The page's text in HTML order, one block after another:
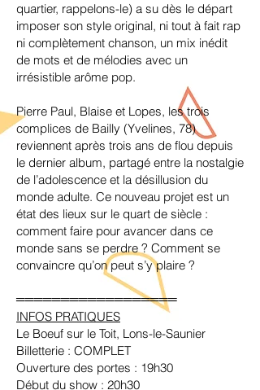
quartier, rappelons-le) a su dès le départ
imposer son style original, ni tout à fait rap
ni complètement chanson, un mix inédit
de mots et de mélodies avec un
irrésistible arôme pop.
Pierre Paul, Blaise et Lopes, les trois
complices de Bailly (Yvelines, 78)
reviennent après trois ans de flou depuis
le dernier album, partagé entre la nostalgie
de l’adolescence et la désillusion du
monde adulte. Ce nouveau projet est un
état des lieux sur le quart de siècle :
comment faire pour avancer dans ce
monde sans se perdre ? Comment se
convaincre qu’on peut s’y plaire ?
══════════════════
INFOS PRATIQUES
Le Boeuf sur le Toit, Lons-le-Saunier
Billetterie : COMPLET
Ouverture des portes : 19h30
Début du show : 20h30